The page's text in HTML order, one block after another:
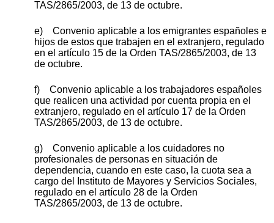
TAS/2865/2003, de 13 de octubre.
e) Convenio aplicable a los emigrantes españoles e
hijos de estos que trabajen en el extranjero, regulado
en el artículo 15 de la Orden TAS/2865/2003, de 13
de octubre.
f) Convenio aplicable a los trabajadores españoles
que realicen una actividad por cuenta propia en el
extranjero, regulado en el artículo 17 de la Orden
TAS/2865/2003, de 13 de octubre.
g) Convenio aplicable a los cuidadores no
profesionales de personas en situación de
dependencia, cuando en este caso, la cuota sea a
cargo del Instituto de Mayores y Servicios Sociales,
regulado en el artículo 28 de la Orden
TAS/2865/2003, de 13 de octubre.